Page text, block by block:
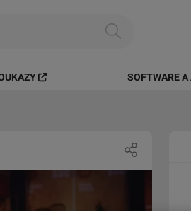
SOFTWARE